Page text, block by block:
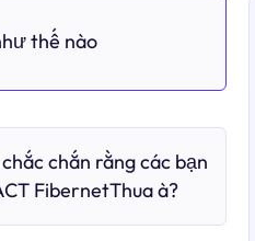
thế nào
chắn rằng các bạn
FibernetThua à?